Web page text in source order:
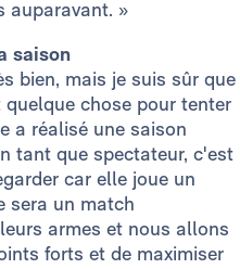
auparavant. »
saison
bien, mais je suis sûr que
chose pour tenter
a réalisé une saison
tant que spectateur, c'est
car elle joue un
sera un match
armes et nous allons
forts et de maximiser